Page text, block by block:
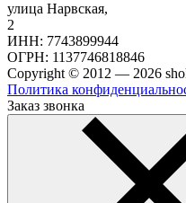
улица Нарвская,
2
ИНН: 7743899944
ОГРН: 1137746818846
Copyright © 2012 — 2026
Политика
Заказ звонка